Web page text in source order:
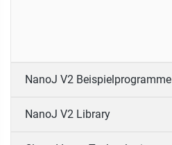
NanoJ V2 Beispielprogramme
NanoJ V2 Library